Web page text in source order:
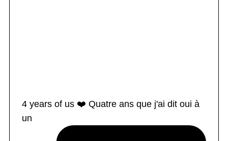
4 years of us ❤️ Quatre ans que j'ai dit oui à
un